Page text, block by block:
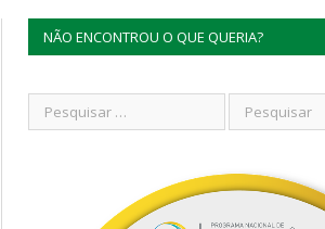
NÃO ENCONTROU O QUE QUERIA?